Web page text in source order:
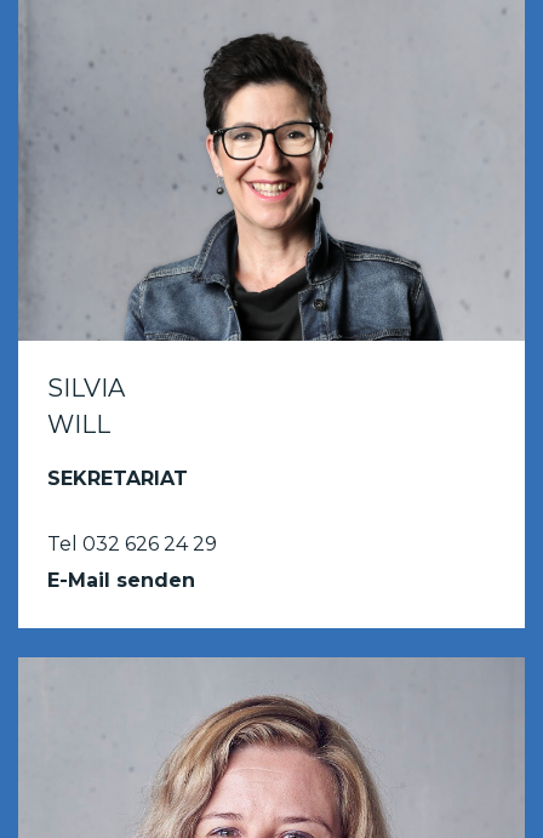
SILVIA
WILL
SEKRETARIAT
Tel 032 626 24 29
E-Mail senden